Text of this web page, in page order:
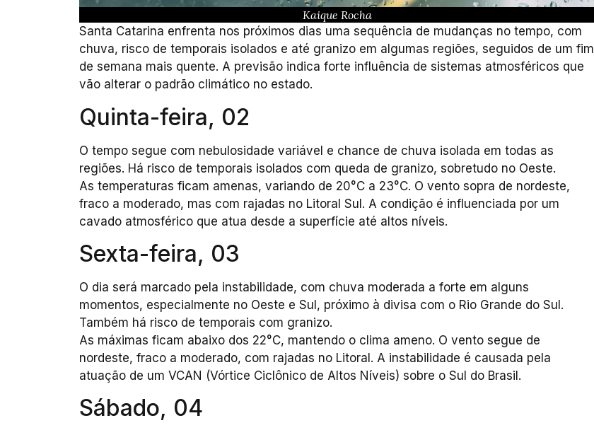
Kaique Rocha
Santa Catarina enfrenta nos próximos dias uma sequência de mudanças no tempo, com
chuva, risco de temporais isolados e até granizo em algumas regiões, seguidos de um fim
de semana mais quente. A previsão indica forte influência de sistemas atmosféricos que
vão alterar o padrão climático no estado.
Quinta-feira, 02
O tempo segue com nebulosidade variável e chance de chuva isolada em todas as
regiões. Há risco de temporais isolados com queda de granizo, sobretudo no Oeste.
As temperaturas ficam amenas, variando de 20°C a 23°C. O vento sopra de nordeste,
fraco a moderado, mas com rajadas no Litoral Sul. A condição é influenciada por um
cavado atmosférico que atua desde a superfície até altos níveis.
Sexta-feira, 03
O dia será marcado pela instabilidade, com chuva moderada a forte em alguns
momentos, especialmente no Oeste e Sul, próximo à divisa com o Rio Grande do Sul.
Também há risco de temporais com granizo.
As máximas ficam abaixo dos 22°C, mantendo o clima ameno. O vento segue de
nordeste, fraco a moderado, com rajadas no Litoral. A instabilidade é causada pela
atuação de um VCAN (Vórtice Ciclônico de Altos Níveis) sobre o Sul do Brasil.
Sábado, 04